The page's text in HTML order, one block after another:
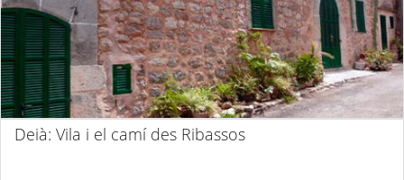
Deià: Vila i el camí des Ribassos